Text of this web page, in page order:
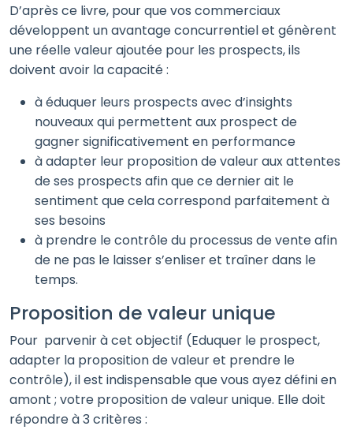
D’après ce livre, pour que vos commerciaux
développent un avantage concurrentiel et génèrent
une réelle valeur ajoutée pour les prospects, ils
doivent avoir la capacité :
à éduquer leurs prospects avec d’insights
nouveaux qui permettent aux prospect de
gagner significativement en performance
à adapter leur proposition de valeur aux attentes
de ses prospects afin que ce dernier ait le
sentiment que cela correspond parfaitement à
ses besoins
à prendre le contrôle du processus de vente afin
de ne pas le laisser s’enliser et traîner dans le
temps.
Proposition de valeur unique
Pour parvenir à cet objectif (Eduquer le prospect,
adapter la proposition de valeur et prendre le
contrôle), il est indispensable que vous ayez défini en
amont ; votre proposition de valeur unique. Elle doit
répondre à 3 critères :